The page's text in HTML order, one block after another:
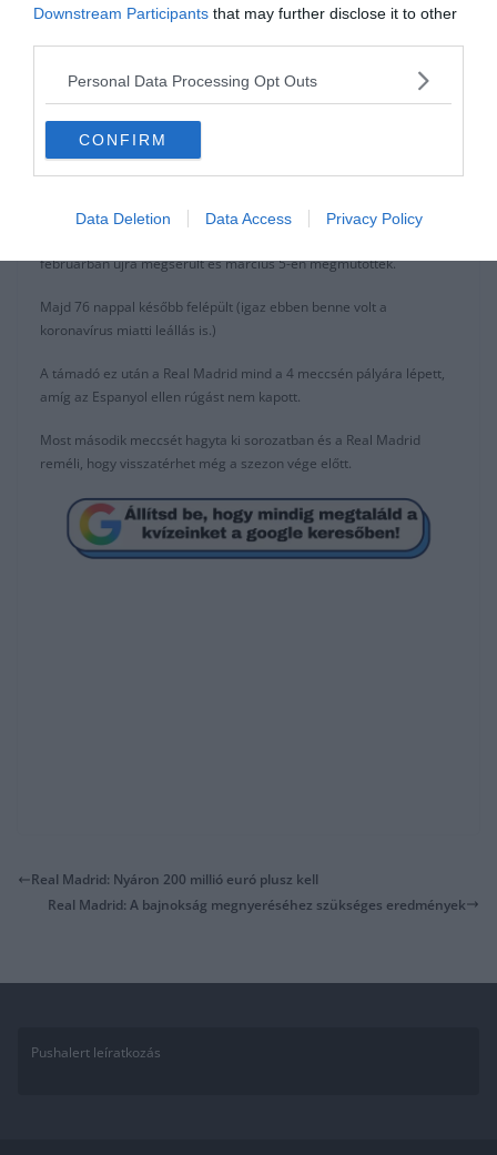
Downstream Participants that may further disclose it to other
Personal Data Processing Opt Outs
CONFIRM
Data Deletion Data Access Privacy Policy
“Nem gondolom, hogy félne, csak szeretne jó állopotban lenni a
játékhoz.”
“Ha nem 100%-os az állapota akkor az rossz neki és mindenkinek.”
“Remélhetőleg hamarosan túl lesz rajta.”
Hazardnak 67 napjába telt felépülni az első boka sérüléséből, amit
februárban újra megsérült és március 5-én megműtötték.
Majd 76 nappal később felépült (igaz ebben benne volt a
koronavírus miatti leállás is.)
A támadó ez után a Real Madrid mind a 4 meccsén pályára lépett,
amíg az Espanyol ellen rúgást nem kapott.
Most második meccsét hagyta ki sorozatban és a Real Madrid
reméli, hogy visszatérhet még a szezon vége előtt.
Real Madrid: Nyáron 200 millió euró plusz kell
Real Madrid: A bajnokság megnyeréséhez szükséges eredmények
Pushalert leíratkozás